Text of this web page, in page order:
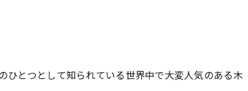
ひとつとして知られている世界中で大変人気のある木